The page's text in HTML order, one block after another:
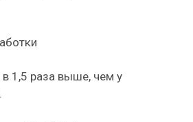
в 1,5 раза выше, чем у